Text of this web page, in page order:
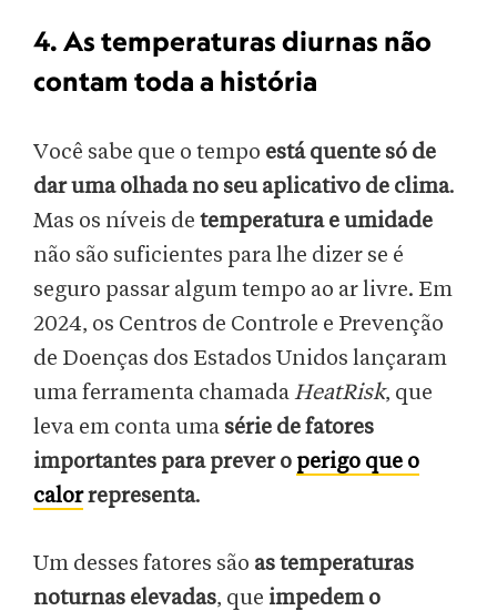
4. As temperaturas diurnas não
contam toda a história
Você sabe que o tempo está quente só de
dar uma olhada no seu aplicativo de clima.
Mas os níveis de temperatura e umidade
não são suficientes para lhe dizer se é
seguro passar algum tempo ao ar livre. Em
2024, os Centros de Controle e Prevenção
de Doenças dos Estados Unidos lançaram
uma ferramenta chamadaHeatRisk, que
leva em conta uma série de fatores
importantes para prever o perigo que o
calorrepresenta.
Um desses fatores são as temperaturas
noturnas elevadas, que impedem o